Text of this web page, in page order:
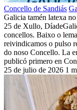
Concello de Sandiás
Galicia tamén latexa
25 de Xullo,
concellos. Baixo o
reivindicamos o pulso
do noso Concello. La
publicó primero en
25 de julio de 2026 1